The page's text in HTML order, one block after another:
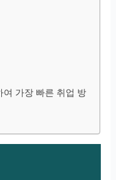
여 가장 빠른 취업 방